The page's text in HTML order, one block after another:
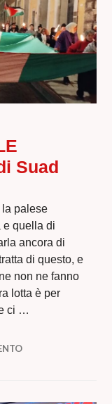
Suad
palese
e quella di
ancora di
di questo, e
non ne fanno
lotta è per
ci …
MALE